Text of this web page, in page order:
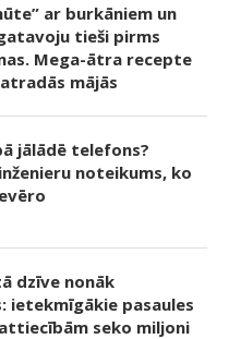
ar burkāniem un
tieši pirms
Mega-ātra recepte
mājās
jālādē telefons?
noteikums, ko
dzīve nonāk
ietekmīgākie pasaules
seko miljoni